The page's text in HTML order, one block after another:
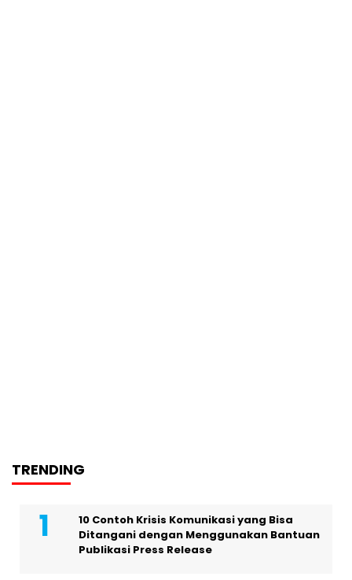
TRENDING
10 Contoh Krisis Komunikasi yang Bisa
Ditangani dengan Menggunakan Bantuan
Publikasi Press Release